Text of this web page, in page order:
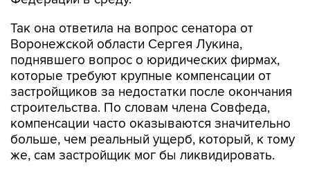
Так она ответила на вопрос сенатора от
Воронежской области Сергея Лукина,
поднявшего вопрос о юридических фирмах,
которые требуют крупные компенсации от
застройщиков за недостатки после окончания
строительства. По словам члена Совфеда,
компенсации часто оказываются значительно
больше, чем реальный ущерб, который, к тому
же, сам застройщик мог бы ликвидировать.